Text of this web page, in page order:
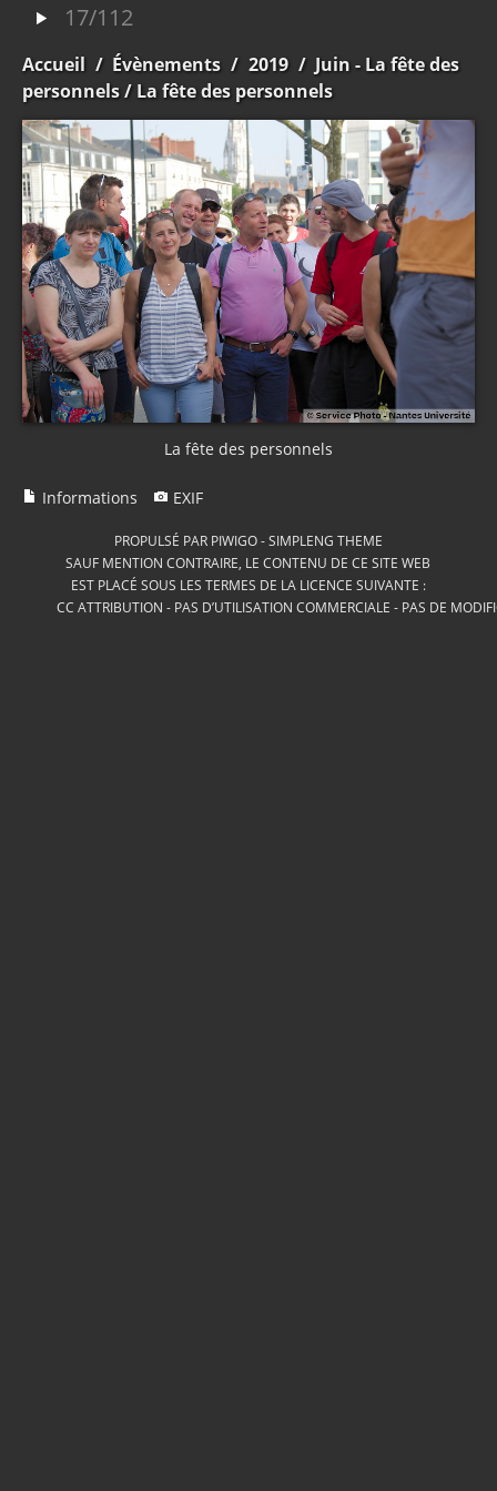
17/112
Accueil / Évènements / 2019 / Juin - La fête des
personnels/ La fête des personnels
La fête des personnels
Informations EXIF
PROPULSÉ PAR PIWIGO-SIMPLENG THEME
SAUF MENTION CONTRAIRE, LE CONTENU DE CE SITE WEB
EST PLACÉ SOUS LES TERMES DE LA LICENCE SUIVANTE :
CC ATTRIBUTION - PAS D’UTILISATION COMMERCIALE - PAS DE